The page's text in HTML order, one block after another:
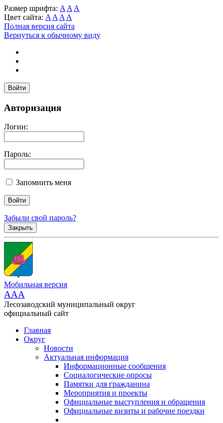
Размер шрифта: A A A
Цвет сайта: A A A A
Полная версия сайта
Вернуться к обычному виду
Войти
Авторизация
Логин:
Пароль:
Запомнить меня
Забыли свой пароль?
Закрыть
Мобильная версия
AAA
Лесозаводский муниципальный округ
официальный сайт
Главная
Округ
Новости
Актуальная информация
Информационные сообщения
Социалогические опросы
Памятки для гражданина
Мероприятия и проекты
Официальные выступления и обращения
Официальные визиты и рабочие поездки